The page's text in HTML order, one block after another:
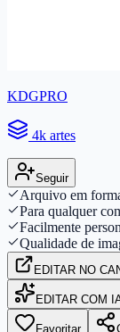
KDGPRO
4k artes
Seguir
Arquivo em
Para qualquer
Facilmente
Qualidade de
EDITAR NO
EDITAR COM
Favoritar